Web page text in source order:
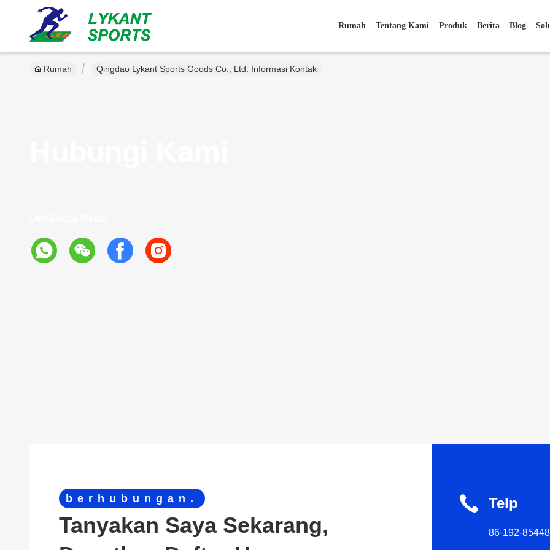
Rumah Tentang Kami Produk Berita Blog
Rumah Qingdao Lykant Sports Goods Co., Ltd. Informasi Kontak
berhubungan.
Tanyakan Saya Sekarang,
Telp
86-192-